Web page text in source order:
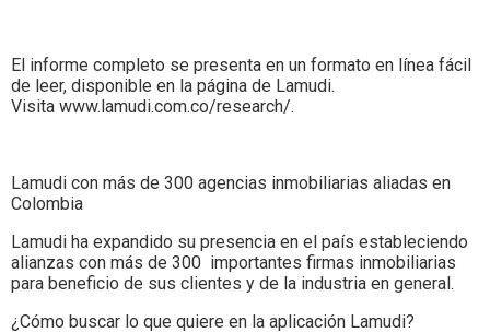
El informe completo se presenta en un formato en línea fácil
de leer, disponible en la página de Lamudi.
Visita www.lamudi.com.co/research/.
Lamudi con más de 300 agencias inmobiliarias aliadas en
Colombia
Lamudi ha expandido su presencia en el país estableciendo
alianzas con más de 300 importantes firmas inmobiliarias
para beneficio de sus clientes y de la industria en general.
¿Cómo buscar lo que quiere en la aplicación Lamudi?